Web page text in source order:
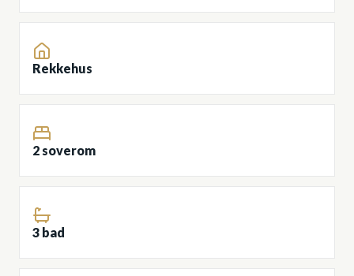
Rekkehus
2 soverom
3 bad